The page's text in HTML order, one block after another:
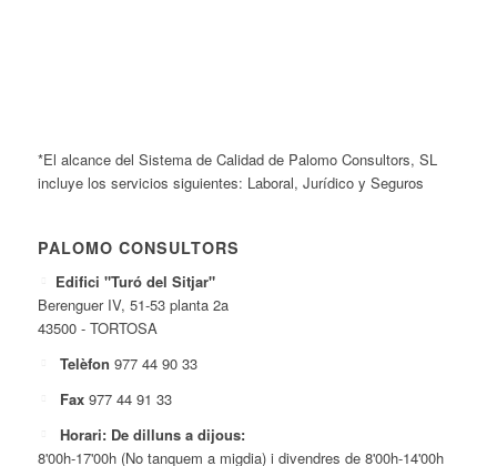
*El alcance del Sistema de Calidad de Palomo Consultors, SL
incluye los servicios siguientes: Laboral, Jurídico y Seguros
PALOMO CONSULTORS
Edifici "Turó del Sitjar"
Berenguer IV, 51-53 planta 2a
43500 - TORTOSA
Telèfon 977 44 90 33
Fax 977 44 91 33
Horari: De dilluns a dijous:
8'00h-17'00h (No tanquem a migdia) i divendres de 8'00h-14'00h